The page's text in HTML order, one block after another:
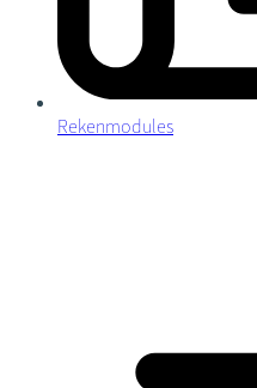
Rekenmodules